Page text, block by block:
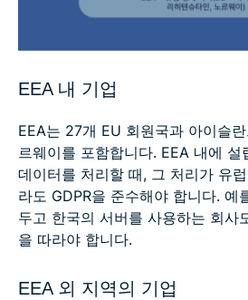
EEA 내 기업
EEA는 27개 EU 회원국과 아이슬
르웨이를 포함합니다. EEA 내에 설
데이터를 처리할 때, 그 처리가 유
라도 GDPR을 준수해야 합니다. 예
두고 한국의 서버를 사용하는 회사
을 따라야 합니다.
EEA 외 지역의 기업